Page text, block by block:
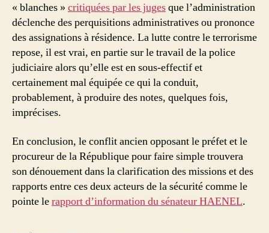
« blanches » critiquées par les jugesque l’administration
déclenche des perquisitions administratives ou prononce
des assignations à résidence. La lutte contre le terrorisme
repose, il est vrai, en partie sur le travail de la police
judiciaire alors qu’elle est en sous-effectif et
certainement mal équipée ce qui la conduit,
probablement, à produire des notes, quelques fois,
imprécises.
En conclusion, le conflit ancien opposant le préfet et le
procureur de la République pour faire simple trouvera
son dénouement dans la clarification des missions et des
rapports entre ces deux acteurs de la sécurité comme le
pointe lerapport d’information du sénateur HAENEL.